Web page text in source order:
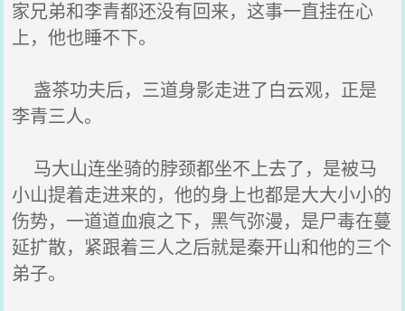
家兄弟和李青都还没有回来，这事一直挂在心
上，他也睡不下。
盏茶功夫后，三道身影走进了白云观，正是
李青三人。
马大山连坐骑的脖颈都坐不上去了，是被马
小山提着走进来的，他的身上也都是大大小小的
伤势，一道道血痕之下，黑气弥漫，是尸毒在蔓
延扩散，紧跟着三人之后就是秦开山和他的三个
弟子。